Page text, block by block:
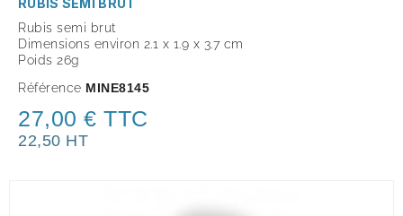
Rubis semi brut
Dimensions environ 2.1 x 1.9 x 3.7 cm
Poids 26g
Référence MINE8145
27,00 € TTC
22,50 HT